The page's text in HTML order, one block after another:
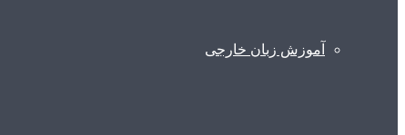
آموزش زبان خارجی